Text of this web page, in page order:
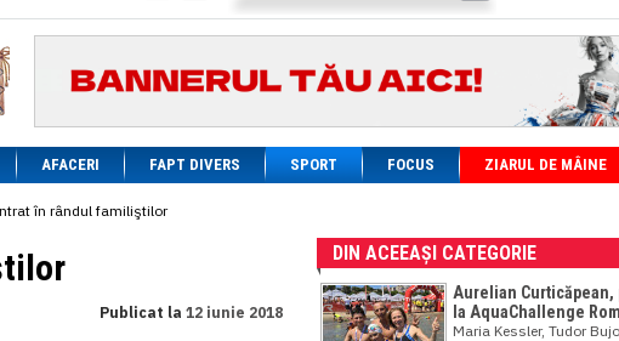
RON
RON
RON
RON
RON
RON
RON
RON
RON
RON
AFACERI FAPT DIVERS SPORT FOCUS ZIARUL DE MÂINE
în rândul familiştilor
Publicat la 12 iunie 2018
DIN ACEEAȘI CATEGORIE
Aurelian Curticăpean,
la AquaChallenge
Maria Kessler, Tudor